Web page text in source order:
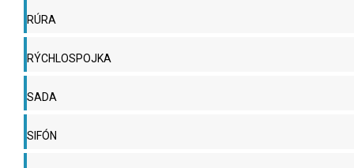
RÚRA
RÝCHLOSPOJKA
SADA
SIFÓN